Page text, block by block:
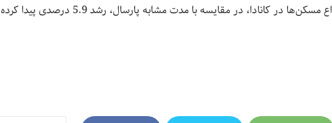
این گزارش نشان می‌دهد که میانگین نرخ اجاره‌بها برای تمامی انواع مسکن‌ها در کانادا، در مقایسه با مدت مشابه پارسال، رشد 5.9 درصدی پیدا کرده